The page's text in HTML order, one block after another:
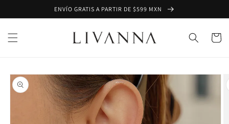
directamente
al contenido
ENVÍO GRATIS A PARTIR DE $599 MXN
Carrito
directamente
a la
información